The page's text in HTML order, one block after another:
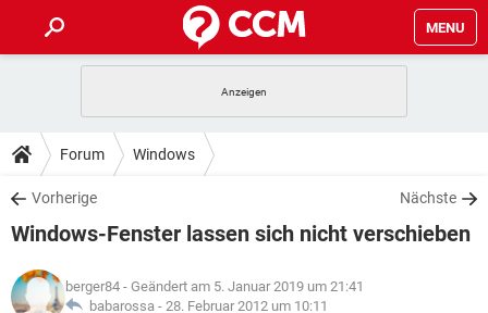
MENU
ANDROID
WINDOWS 10
WHATSAPP TIKTOK
FACEBOOK
TIPPS & TRICKS
SPIELE
WHATSAPP TIKTOK
DOWNLOADS
SPIELE STREAMING
ANDROID
WINDOWS 10 INSTAGRAM
SPIELE STREAMING
LEXIKON
Forum Windows
Vorherige Nächste
Windows-Fenster lassen sich nicht verschieben
berger84 - Geändert am 5. Januar 2019 um 21:41
babarossa - 28. Februar 2012 um 10:11